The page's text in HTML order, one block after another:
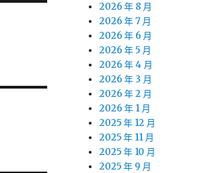
2026 年 8 月
2026 年 7 月
2026 年 6 月
2026 年 5 月
2026 年 4 月
2026 年 3 月
2026 年 2 月
2026 年 1 月
2025 年 12 月
2025 年 11 月
2025 年 10 月
2025 年 9 月